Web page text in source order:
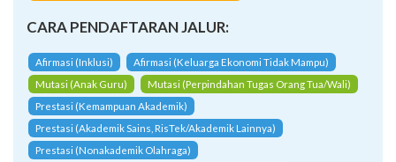
CARA PENDAFTARAN JALUR:
Afirmasi (Inklusi)
Afirmasi (Keluarga Ekonomi Tidak Mampu)
Mutasi (Anak Guru)
Mutasi (Perpindahan Tugas Orang Tua/Wali)
Prestasi (Kemampuan Akademik)
Prestasi (Akademik Sains, RisTek/Akademik Lainnya)
Prestasi (Nonakademik Olahraga)